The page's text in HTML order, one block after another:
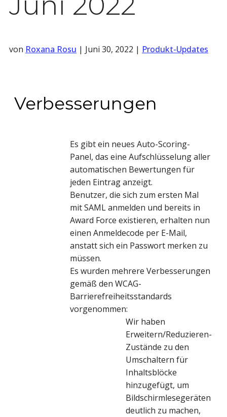
von Roxana Rosu | Juni 30, 2022 | Produkt-Updates
Verbesserungen
Es gibt ein neues Auto-Scoring-
Panel, das eine Aufschlüsselung aller
automatischen Bewertungen für
jeden Eintrag anzeigt.
Benutzer, die sich zum ersten Mal
mit SAML anmelden und bereits in
Award Force existieren, erhalten nun
einen Anmeldecode per E-Mail,
anstatt sich ein Passwort merken zu
müssen.
Es wurden mehrere Verbesserungen
gemäß den WCAG-
Barrierefreiheitsstandards
vorgenommen:
Wir haben
Erweitern/Reduzieren-
Zustände zu den
Umschaltern für
Inhaltsblöcke
hinzugefügt, um
Bildschirmlesegeräten
deutlich zu machen,